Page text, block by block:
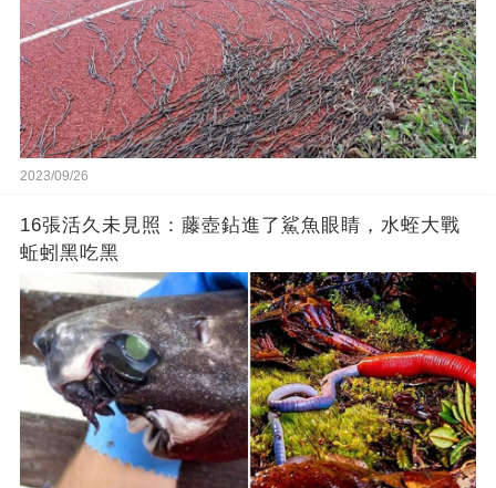
2023/09/26
16張活久未見照：藤壺鉆進了鯊魚眼睛，水蛭大戰
蚯蚓黑吃黑